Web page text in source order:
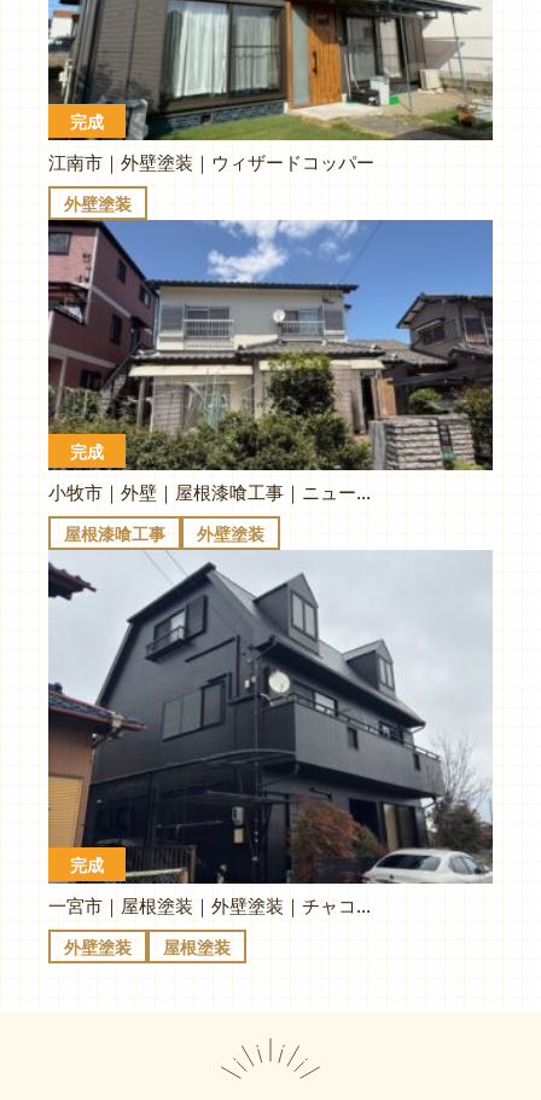
完成
江南市｜外壁塗装｜ウィザードコッパー
外壁塗装
完成
小牧市｜外壁｜屋根漆喰工事｜ニュートラルホワイト
屋根漆喰工事 外壁塗装
完成
一宮市｜屋根塗装｜外壁塗装｜チャコール
外壁塗装 屋根塗装